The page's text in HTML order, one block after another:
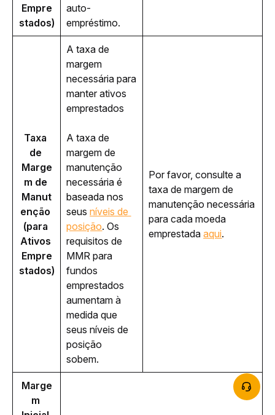
Empre
stados)
auto-
empréstimo.
Taxa
de
Marge
m de
Manut
enção
(para
Ativos
Empre
stados)
A taxa de
margem
necessária para
manter ativos
emprestados
A taxa de
margem de
manutenção
necessária é
baseada nos
seus níveis de
posição. Os
requisitos de
MMR para
fundos
emprestados
aumentam à
medida que
seus níveis de
posição
sobem.
Por favor, consulte a
taxa de margem de
manutenção necessária
para cada moeda
emprestada aqui.
Marge
m